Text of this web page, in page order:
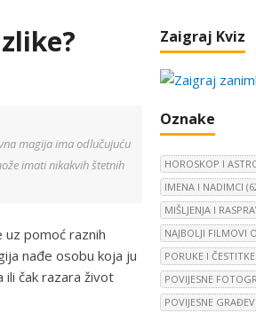
magija ima odlučujuću
imati nikakvih štetnih
pomoć raznih
nađe osobu koja ju
ili čak razara život
Zaigraj Kviz
Oznake
HOROSKOP I
IMENA I NADIMCI
MIŠLJENJA I
NAJBOLJI FILMOVI
PORUKE I ČESTITKE
POVIJESNE
POVIJESNE